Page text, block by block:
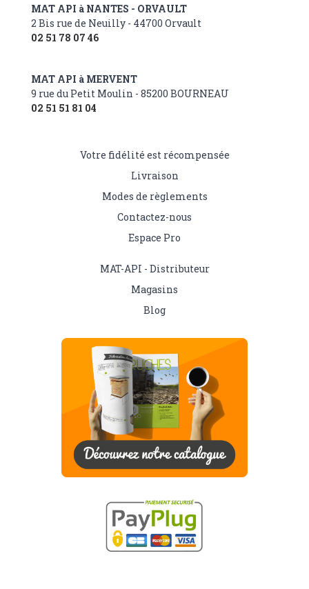
MAT API à NANTES - ORVAULT
2 Bis rue de Neuilly - 44700 Orvault
02 51 78 07 46
MAT API à MERVENT
9 rue du Petit Moulin - 85200 BOURNEAU
02 51 51 81 04
Votre fidélité est récompensée
Livraison
Modes de règlements
Contactez-nous
Espace Pro
MAT-API - Distributeur
Magasins
Blog